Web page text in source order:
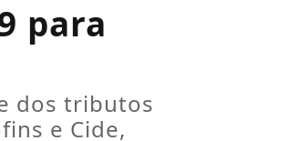
para
dos tributos
e Cide,